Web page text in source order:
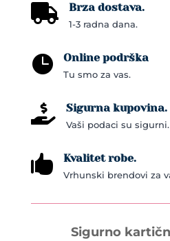
 Brza dostava.
1-3 radna dana.
 Online podrška
Tu smo za vas.
 Sigurna kupovina.
Vaši podaci su sigurni.
 Kvalitet robe.
Vrhunski brendovi za
Sigurno